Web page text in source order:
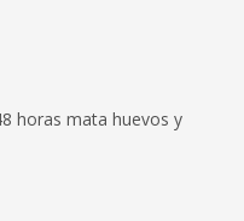
horas mata huevos y